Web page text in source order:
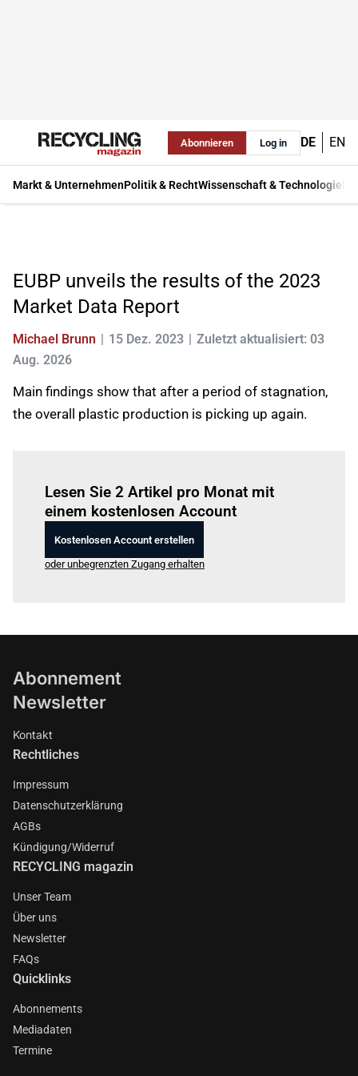
Abonnieren Log in DE EN
Markt & UnternehmenPolitik & RechtWissenschaft & Technologie
EUBP unveils the results of the 2023
Market Data Report
Michael Brunn 15 Dez. 2023
Zuletzt aktualisiert: 03
Aug. 2026
Main findings show that after a period of stagnation,
the overall plastic production is picking up again.
Lesen Sie 2 Artikel pro Monat mit
einem kostenlosen Account
Kostenlosen Account erstellen
oder unbegrenzten Zugang erhalten
Abonnement
Newsletter
Kontakt
Rechtliches
Impressum
Datenschutzerklärung
AGBs
Kündigung/Widerruf
RECYCLING magazin
Unser Team
Über uns
Newsletter
FAQs
Quicklinks
Abonnements
Mediadaten
Termine